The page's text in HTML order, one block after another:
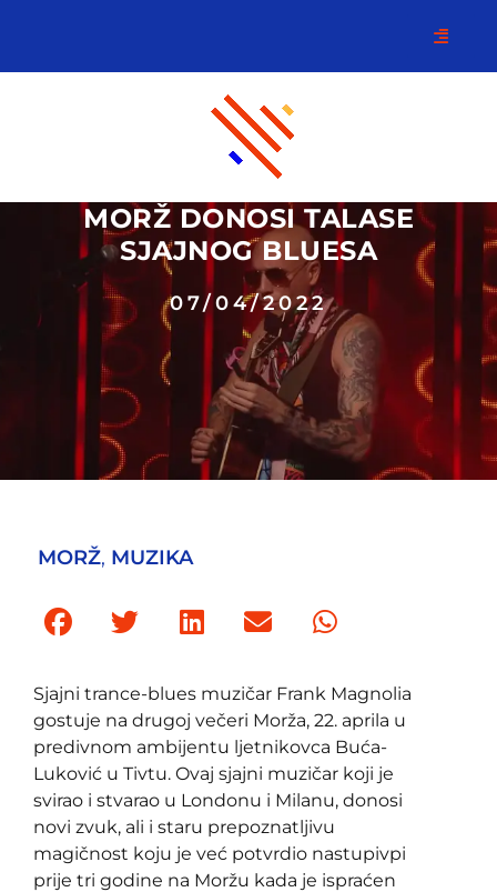
MORŽ DONOSI TALASE
SJAJNOG BLUESA
07/04/2022
MORŽ, MUZIKA
Sjajni trance-blues muzičar Frank Magnolia
gostuje na drugoj večeri Morža, 22. aprila u
predivnom ambijentu ljetnikovca Buća-
Luković u Tivtu. Ovaj sjajni muzičar koji je
svirao i stvarao u Londonu i Milanu, donosi
novi zvuk, ali i staru prepoznatljivu
magičnost koju je već potvrdio nastupivpi
prije tri godine na Moržu kada je ispraćen